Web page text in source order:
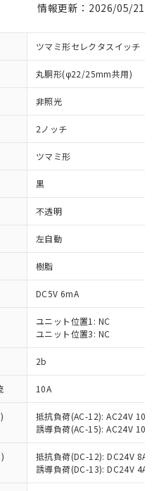
情報更新：2026/05/21
ツマミ形セレクタスイッチ
丸胴形(φ22/25mm共用)
非照光
2ノッチ
ツマミ形
黒
不透明
左自動
樹脂
DC5V 6mA
ユニット位置1: NC
ユニット位置3: NC
2b
10A
抵抗負荷(AC-12): AC24V 10A/
誘導負荷(AC-15): AC24V
抵抗負荷(DC-12): DC24V 8A/
誘導負荷(DC-13): DC24V 4A/
指令（10物質）の
が提供可能な商品で
令（10物質）の非含
り替える予定のある